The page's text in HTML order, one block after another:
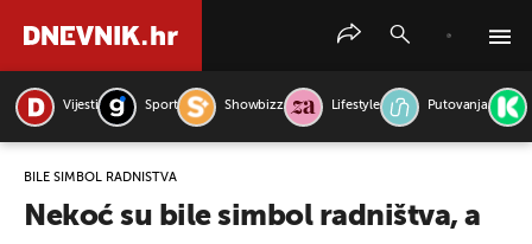
Vijesti Sport Showbizz Lifestyle Putovanja
BILE SIMBOL RADNIŠTVA
Nekoć su bile simbol radništva, a
PRETRAŽITE VIJESTI